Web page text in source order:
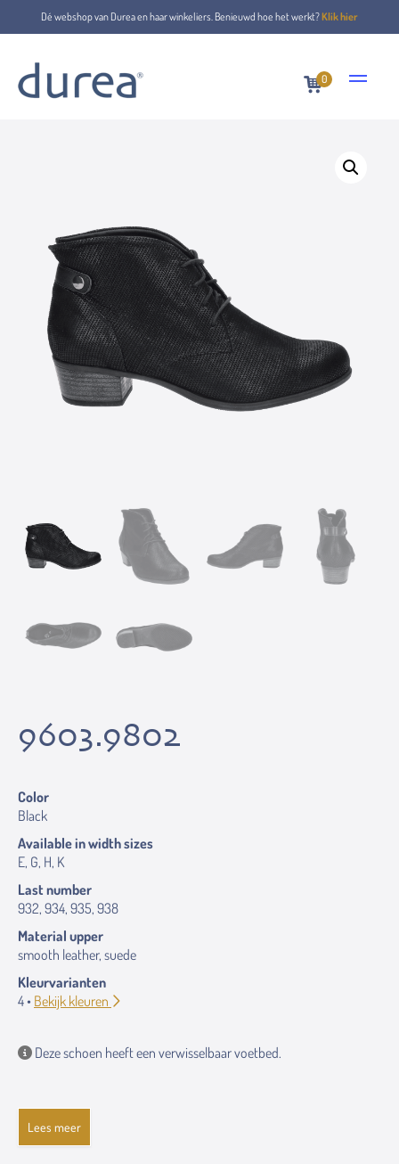
Dé webshop van Durea en haar winkeliers. Benieuwd hoe het werkt?Klik hier
0
Home Lace-up boots
9603.9802
Color
Black
Available in width sizes
E, G, H, K
Last number
932, 934, 935, 938
Material upper
smooth leather, suede
Kleurvarianten
4 • Bekijk kleuren
Deze schoen heeft een verwisselbaar voetbed.
Lees meer